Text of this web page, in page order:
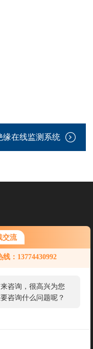
交流
线：13774430992
咨询，很高兴为您
咨询什么问题呢？
可以直接在线与我
缘在线监测系统